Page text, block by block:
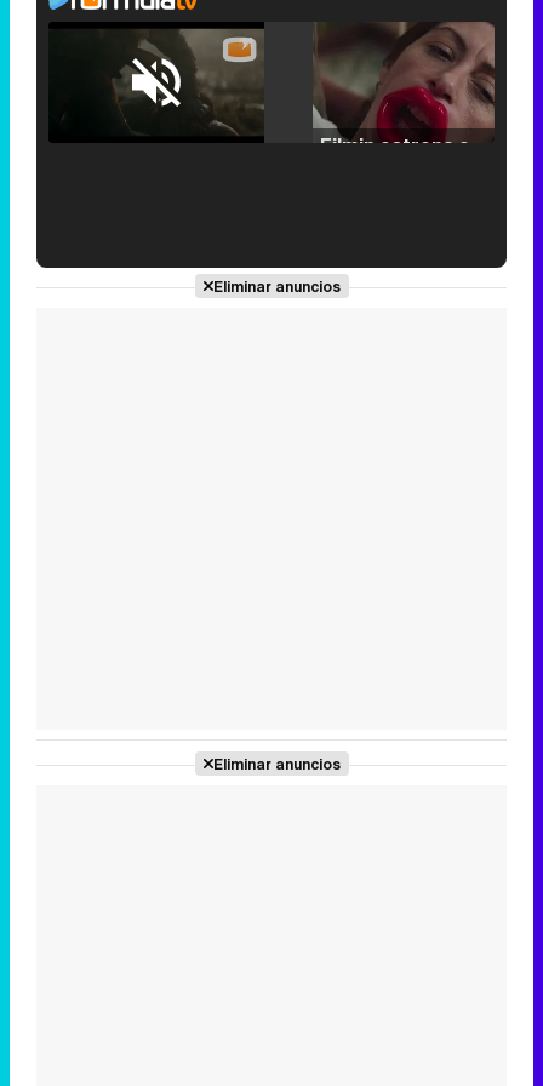
Unmute /
Loaded
25.30%
'120 Minutos' celebra sus 2.000 programas en Telemadrid con un vídeo del día a día en la redacción
Eliminar anuncios
Eliminar anuncios